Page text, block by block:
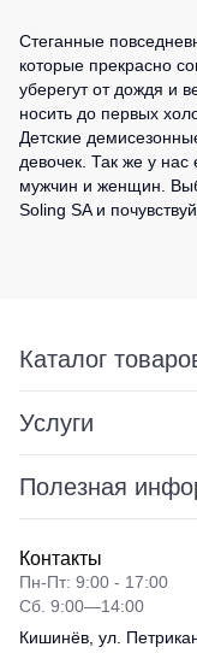
Стеганные
которые прекрасно
уберегут от дождя и
носить до первых
Детские
девочек. Так же у
мужчин и женщин.
Soling SA и
Каталог
Услуги
Полезная
Контакты
Пн-Пт: 9:00 - 17:00
Сб. 9:00—14:00
Кишинёв, ул.